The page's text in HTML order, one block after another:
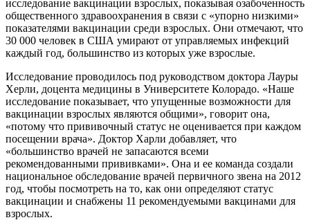
исследование вакцинации взрослых, показывая озабоченность
общественного здравоохранения в связи с «упорно низкими»
показателями вакцинации среди взрослых. Они отмечают, что
30 000 человек в США умирают от управляемых инфекций
каждый год, большинство из которых уже взрослые.
Исследование проводилось под руководством доктора Лауры
Херли, доцента медицины в Университете Колорадо. «Наше
исследование показывает, что упущенные возможности для
вакцинации взрослых являются общими», говорит она,
«потому что прививочный статус не оценивается при каждом
посещении врача». Доктор Харли добавляет, что
«большинство врачей не запасаются всеми
рекомендованными прививками». Она и ее команда создали
национальное обследование врачей первичного звена на 2012
год, чтобы посмотреть на то, как они определяют статус
вакцинации и снабжены 11 рекомендуемыми вакцинами для
взрослых.